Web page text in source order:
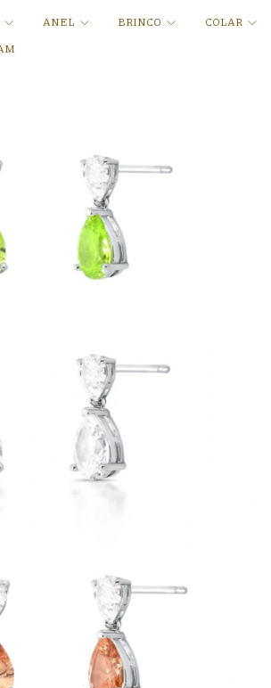
ANEL BRINCO COLAR